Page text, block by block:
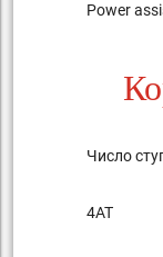
Power
Число
4AT